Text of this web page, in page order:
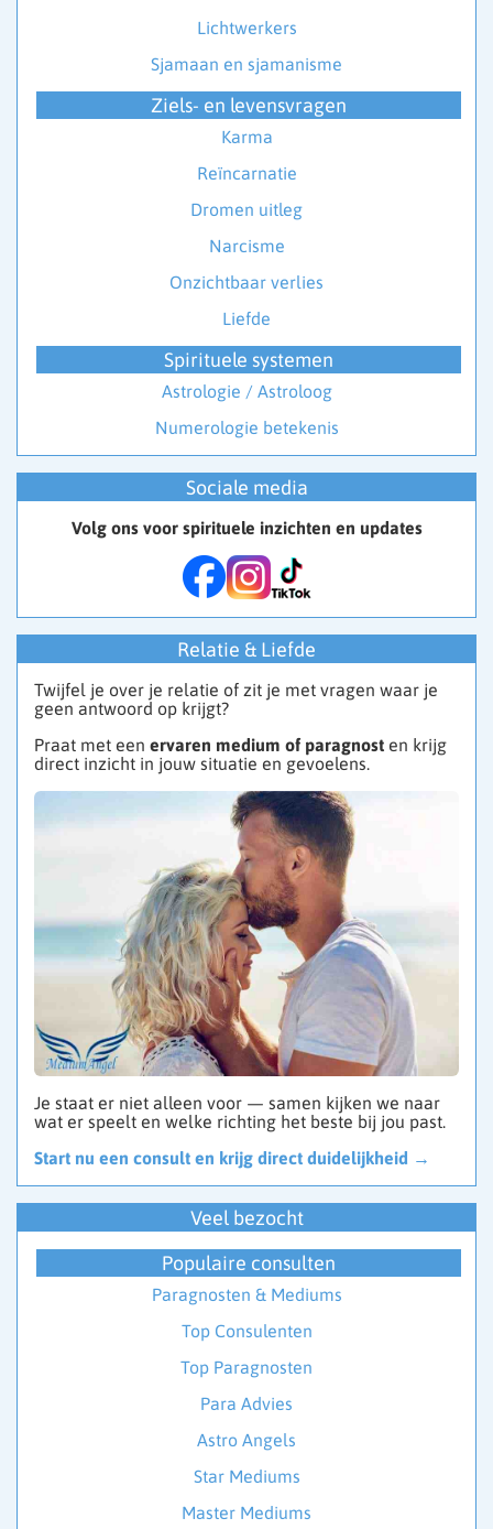
Lichtwerkers
Sjamaan en sjamanisme
Ziels- en levensvragen
Karma
Reïncarnatie
Dromen uitleg
Narcisme
Onzichtbaar verlies
Liefde
Spirituele systemen
Astrologie / Astroloog
Numerologie betekenis
Sociale media
Volg ons voor spirituele inzichten en updates
Relatie & Liefde
Twijfel je over je relatie of zit je met vragen waar je
geen antwoord op krijgt?
Praat met een ervaren medium of paragnost en krijg
direct inzicht in jouw situatie en gevoelens.
Je staat er niet alleen voor — samen kijken we naar
wat er speelt en welke richting het beste bij jou past.
Start nu een consult en krijg direct duidelijkheid →
Veel bezocht
Populaire consulten
Paragnosten & Mediums
Top Consulenten
Top Paragnosten
Para Advies
Astro Angels
Star Mediums
Master Mediums